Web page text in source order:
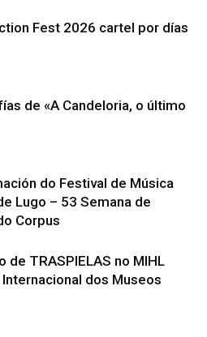
Fest 2026 cartel por días
de «A Candeloria, o último
do Festival de Música
Lugo – 53 Semana de
Corpus
de TRASPIELAS no MIHL
Internacional dos Museos